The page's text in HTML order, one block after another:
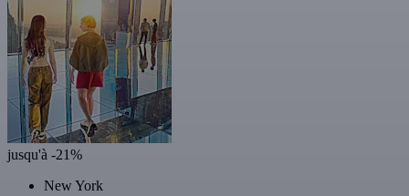
jusqu'à -21%
New York